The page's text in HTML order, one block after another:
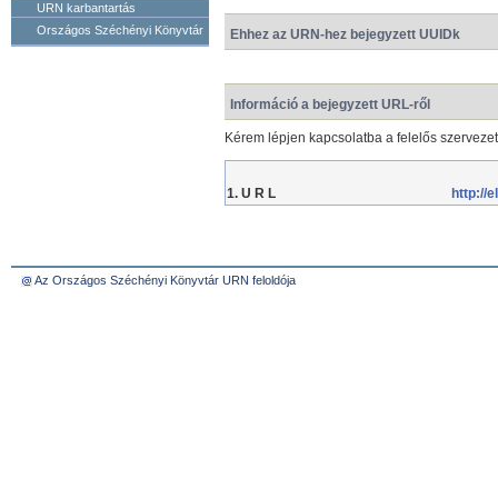
URN karbantartás
Országos Széchényi Könyvtár
Ehhez az URN-hez bejegyzett UUIDk
Információ a bejegyzett URL-ről
Kérem lépjen kapcsolatba a felelős
1. U R L http://
Az Országos Széchényi Könyvtár URN feloldója